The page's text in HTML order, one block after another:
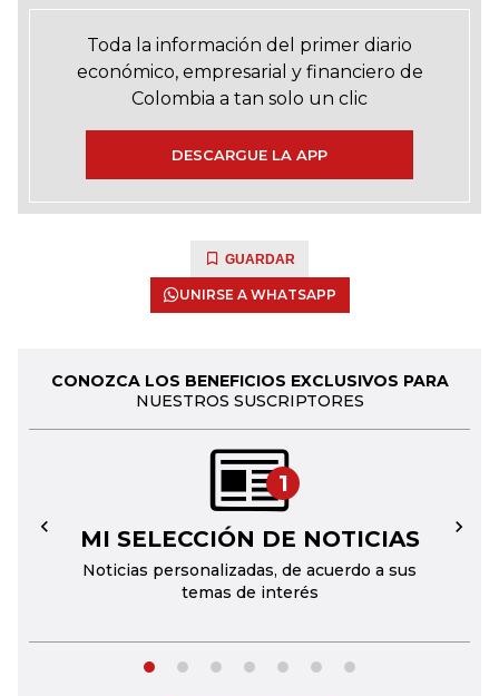
Toda la información del primer diario
económico, empresarial y financiero de
Colombia a tan solo un clic
DESCARGUE LA APP
GUARDAR
UNIRSE A WHATSAPP
CONOZCA LOS BENEFICIOS EXCLUSIVOS PARA
NUESTROS SUSCRIPTORES
1
MI SELECCIÓN DE NOTICIAS
Noticias personalizadas, de acuerdo a sus
temas de interés
← →